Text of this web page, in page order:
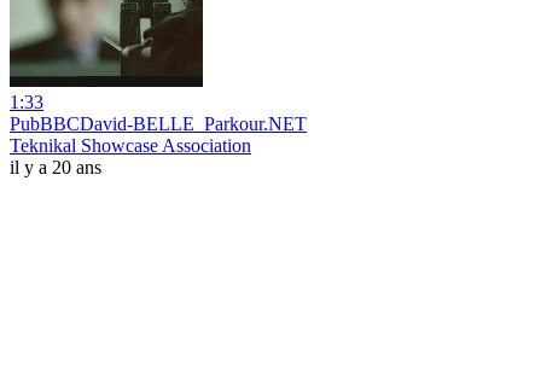
1:33
PubBBCDavid-BELLE_Parkour.NET
Teknikal Showcase Association
il y a 20 ans